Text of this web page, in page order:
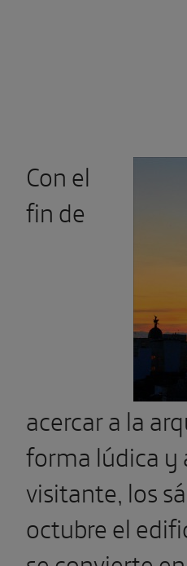
Con el
fin de
acercar a la
forma lúdica y
visitante, los
octubre el